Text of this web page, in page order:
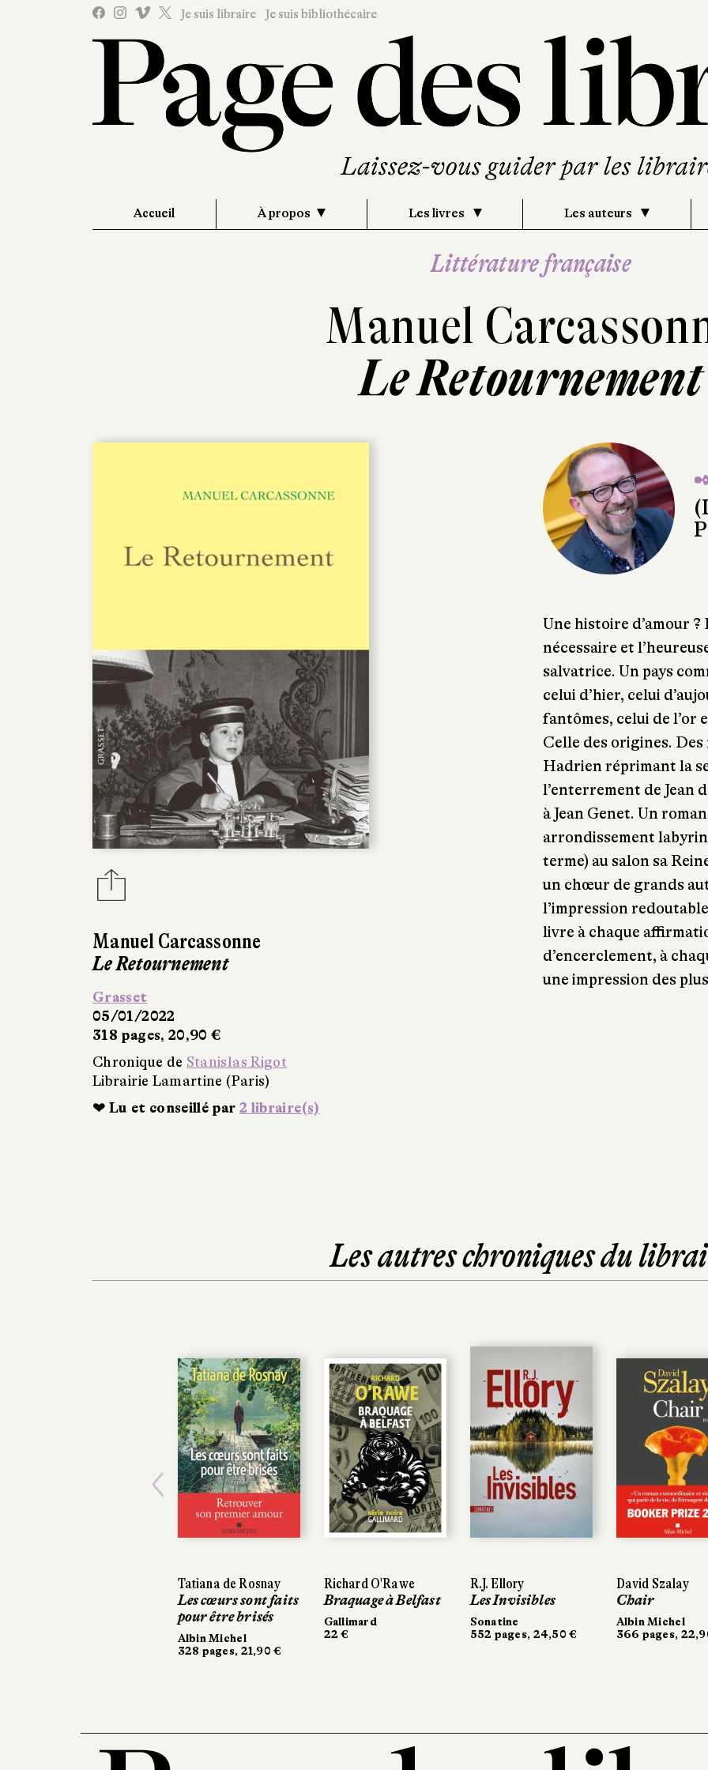
Je suis libraire Je suis bibliothécaire
Accueil À propos Les livres Les auteurs
Littérature française
Manuel
Le Retournement
Manuel Carcassonne
Le Retournement
Grasset
05/01/2022
318 pages, 20,90 €
Chronique de Stanislas Rigot
Librairie Lamartine (Paris)
❤ Lu et conseillé par 2 libraire(s)
Une histoire d’amour
nécessaire et
salvatrice. Un pays
celui d’hier, celui
fantômes, celui de l’or
Celle des origines. Des
Hadrien réprimant la
l’enterrement de Jean
à Jean Genet. Un
arrondissement
terme) au salon sa
un chœur de grands
l’impression
livre à chaque
d’encerclement, à
une impression des
Les autres chroniques du
Tatiana de Rosnay
Les cœurs sont faits
pour être brisés
Albin Michel
328 pages, 21,90 €
Richard O'Rawe
Braquage à Belfast
Gallimard
22 €
R.J. Ellory
Les Invisibles
Sonatine
552 pages, 24,50 €
David Szalay
Chair
Albin Michel
366 pages,
Previous